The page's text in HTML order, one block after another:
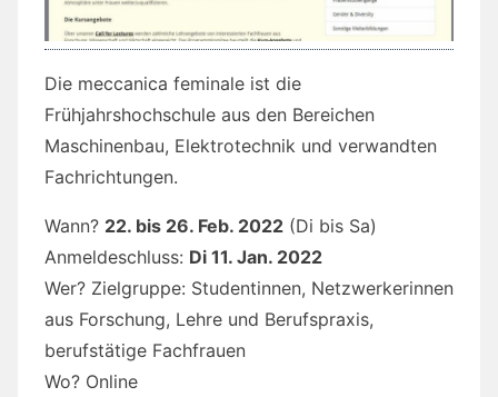
Die meccanica feminale ist die
Frühjahrshochschule aus den Bereichen
Maschinenbau, Elektrotechnik und verwandten
Fachrichtungen.
Wann? 22. bis 26. Feb. 2022 (Di bis Sa)
Anmeldeschluss: Di 11. Jan. 2022
Wer? Zielgruppe: Studentinnen, Netzwerkerinnen
aus Forschung, Lehre und Berufspraxis,
berufstätige Fachfrauen
Wo? Online